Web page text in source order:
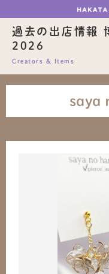
過去の出店情報
2026
Creators & Items
saya